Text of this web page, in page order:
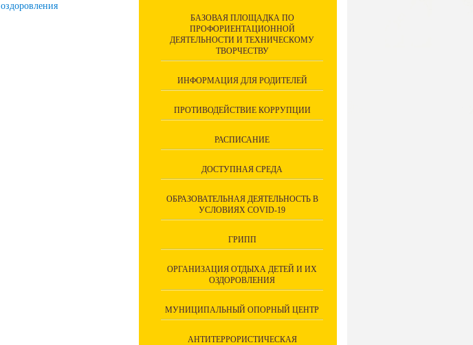
оздоровления
БАЗОВАЯ ПЛОЩАДКА ПО
ПРОФОРИЕНТАЦИОННОЙ
ДЕЯТЕЛЬНОСТИ И ТЕХНИЧЕСКОМУ
ТВОРЧЕСТВУ
ИНФОРМАЦИЯ ДЛЯ РОДИТЕЛЕЙ
ПРОТИВОДЕЙСТВИЕ КОРРУПЦИИ
РАСПИСАНИЕ
ДОСТУПНАЯ СРЕДА
ОБРАЗОВАТЕЛЬНАЯ ДЕЯТЕЛЬНОСТЬ В
УСЛОВИЯХ COVID-19
ГРИПП
ОРГАНИЗАЦИЯ ОТДЫХА ДЕТЕЙ И ИХ
ОЗДОРОВЛЕНИЯ
МУНИЦИПАЛЬНЫЙ ОПОРНЫЙ ЦЕНТР
АНТИТЕРРОРИСТИЧЕСКАЯ